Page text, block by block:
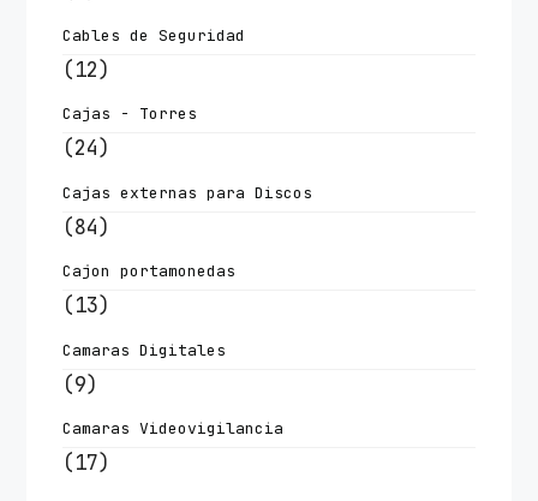
Cables de Seguridad
(12)
Cajas - Torres
(24)
Cajas externas para Discos
(84)
Cajon portamonedas
(13)
Camaras Digitales
(9)
Camaras Videovigilancia
(17)